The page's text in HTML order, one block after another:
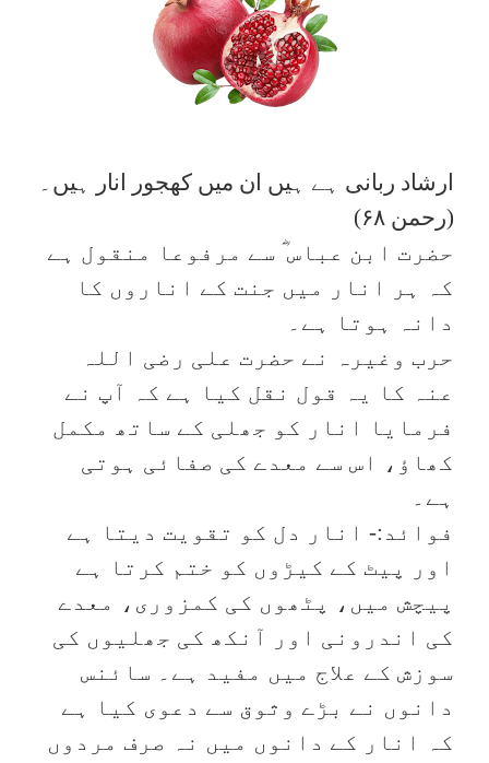
ارشاد ربانی ہے ہیں ان میں کھجور انار ہیں۔
(رحمن ۶۸)
حضرت ابن عباس ؓ سے مرفوعا منقول ہے
کہ ہر انار میں جنت کے اناروں کا
دانہ ہوتا ہے۔
حرب وغیرہ نے حضرت علی رضی اللہ
عنہ کا یہ قول نقل کیا ہے کہ آپ نے
فرمایا انار کو جھلی کے ساتھ مکمل
کھاؤ، اس سے معدے کی صفائی ہوتی
ہے۔
فوائد:- انار دل کو تقویت دیتا ہے
اور پیٹ کے کیڑوں کو ختم کرتا ہے
پیچش میں، پٹھوں کی کمزوری، معدے
کی اندرونی اور آنکھ کی جھلیوں کی
سوزش کے علاج میں مفید ہے۔ سائنس
دانوں نے بڑے وثوق سے دعوی کیا ہے
کہ انار کے دانوں میں نہ صرف مردوں